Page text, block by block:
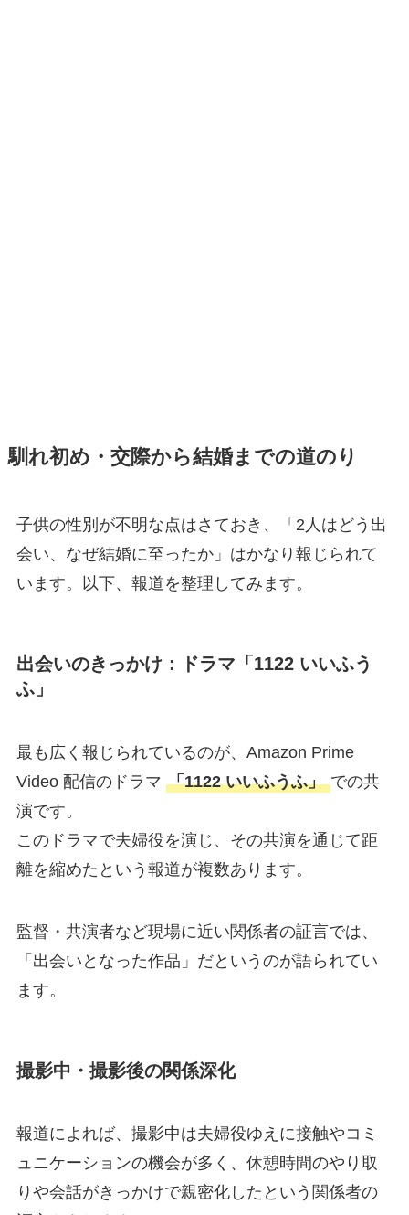
馴れ初め・交際から結婚までの道のり
子供の性別が不明な点はさておき、「2人はどう出
会い、なぜ結婚に至ったか」はかなり報じられて
います。以下、報道を整理してみます。
出会いのきっかけ：ドラマ「1122 いいふう
ふ」
最も広く報じられているのが、Amazon Prime
Video 配信のドラマ 「1122 いいふうふ」 での共
演です。
このドラマで夫婦役を演じ、その共演を通じて距
離を縮めたという報道が複数あります。
監督・共演者など現場に近い関係者の証言では、
「出会いとなった作品」だというのが語られてい
ます。
撮影中・撮影後の関係深化
報道によれば、撮影中は夫婦役ゆえに接触やコミ
ュニケーションの機会が多く、休憩時間のやり取
りや会話がきっかけで親密化したという関係者の